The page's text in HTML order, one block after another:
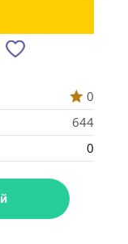
0
644
0